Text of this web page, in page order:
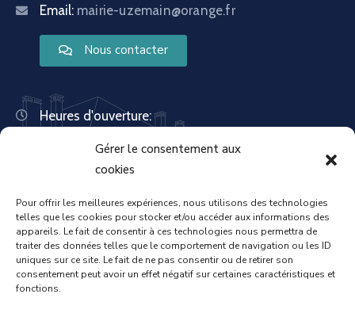
Gérer le consentement aux
cookies
Pour offrir les meilleures expériences, nous utilisons des technologies
telles que les cookies pour stocker et/ou accéder aux informations des
appareils. Le fait de consentir à ces technologies nous permettra de
traiter des données telles que le comportement de navigation ou les ID
uniques sur ce site. Le fait de ne pas consentir ou de retirer son
consentement peut avoir un effet négatif sur certaines caractéristiques et
fonctions.
Email: mairie-uzemain@orange.fr
Nous contacter
Heures d'ouverture:
Mardi : 13:30 – 18:00
Mercredi : 08:30 – 12:00 | 14:00 – 17:00
Vendredi : 08:30 – 12:00 | 14:00 – 17:00
Samedi : Fermée
Dimanche : Fermée